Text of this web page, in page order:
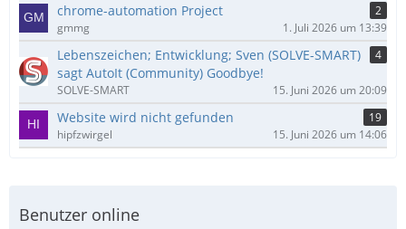
chrome-automation Project
2
gmmg
1. Juli 2026 um 13:39
Lebenszeichen; Entwicklung; Sven (SOLVE-SMART)
sagt AutoIt (Community) Goodbye!
4
SOLVE-SMART 15. Juni 2026 um 20:09
Website wird nicht gefunden
19
hipfzwirgel
15. Juni 2026 um 14:06
Benutzer online